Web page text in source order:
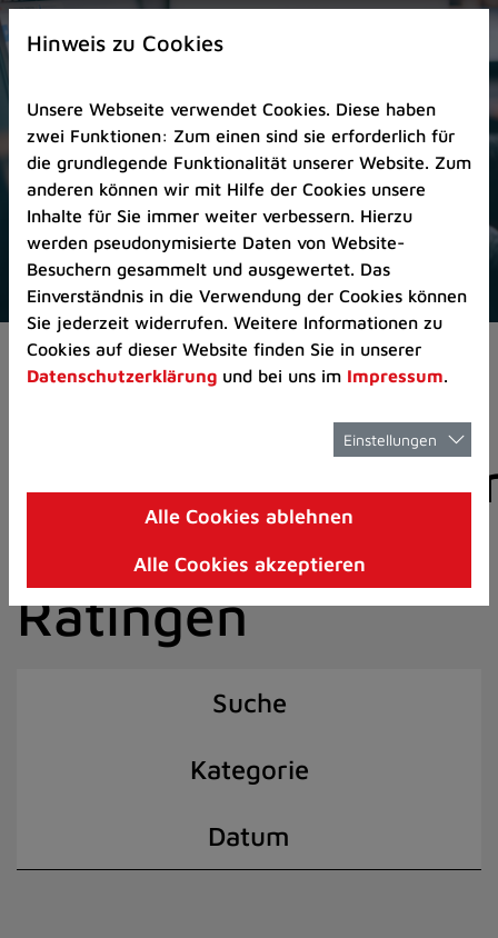
Zur
Startseite
Zum
Seitenanfang
springen
(Schnelltaste
A)
Zur
Navigation/Menü
springen
(Schnelltaste
M)
Zur
8)
I)
Aktuelles Pressemitteilungen
der Stadt
Ratingen
Suche
Kategorie
Datum
Hinweis zu Cookies
Unsere Webseite verwendet Cookies. Diese haben
zwei Funktionen: Zum einen sind sie erforderlich für
die grundlegende Funktionalität unserer Website. Zum
anderen können wir mit Hilfe der Cookies unsere
Inhalte für Sie immer weiter verbessern. Hierzu
werden pseudonymisierte Daten von Website-
Besuchern gesammelt und ausgewertet. Das
Einverständnis in die Verwendung der Cookies können
Sie jederzeit widerrufen. Weitere Informationen zu
Cookies auf dieser Website finden Sie in unserer
Datenschutzerklärung und bei uns im Impressum.
Einstellungen
Alle Cookies ablehnen
Alle Cookies akzeptieren